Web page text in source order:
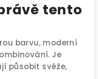
tento
barvu, moderní
Je
působit svěže,